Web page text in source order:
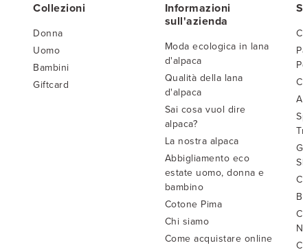
Collezioni
Donna
Uomo
Bambini
Giftcard
Informazioni
sull'azienda
Moda ecologica in lana
d'alpaca
Qualità della lana
d'alpaca
Sai cosa vuol dire
alpaca?
La nostra alpaca
Abbigliamento eco
estate uomo, donna e
bambino
Cotone Pima
Chi siamo
Come acquistare online